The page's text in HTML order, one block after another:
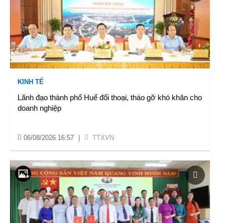
KINH TẾ
Lãnh đạo thành phố Huế đối thoại, tháo gỡ khó khăn cho
doanh nghiệp
06/08/2026 16:57 TTXVN